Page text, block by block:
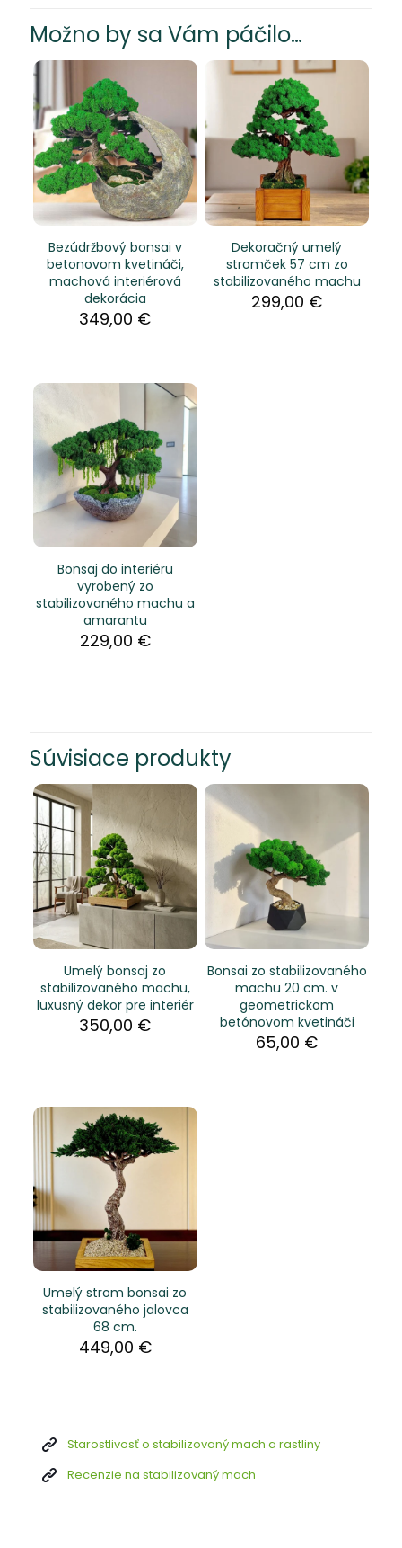
Možno by sa Vám páčilo…
Bezúdržbový bonsai v
betonovom kvetináči,
machová interiérová
dekorácia
349,00 €
Dekoračný umelý
stromček 57 cm zo
stabilizovaného machu
299,00 €
Bonsaj do interiéru
vyrobený zo
stabilizovaného machu a
amarantu
229,00 €
Súvisiace produkty
Umelý bonsaj zo
stabilizovaného machu,
luxusný dekor pre interiér
350,00 €
Bonsai zo stabilizovaného
machu 20 cm. v
geometrickom
betónovom kvetináči
65,00 €
Umelý strom bonsai zo
stabilizovaného jalovca
68 cm.
449,00 €
Starostlivosť o stabilizovaný mach a rastliny
Recenzie na stabilizovaný mach